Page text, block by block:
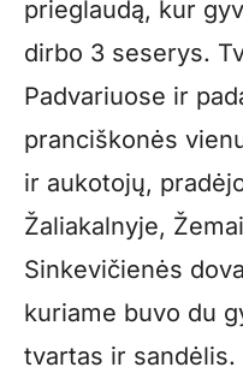
prieglaudą, kur
dirbo 3 seserys.
Padvariuose ir
pranciškonės
ir aukotojų,
Žaliakalnyje,
Sinkevičienės
kuriame buvo du
tvartas ir